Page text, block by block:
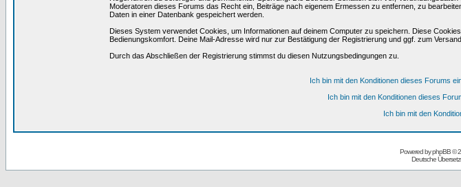
Moderatoren dieses Forums das Recht ein, Beiträge nach eigenem Ermessen zu entfernen, zu
Daten in einer Datenbank gespeichert werden.
Dieses System verwendet Cookies, um Informationen auf deinem Computer zu speichern. Diese
Bedienungskomfort. Deine Mail-Adresse wird nur zur Bestätigung der Registrierung und ggf. zum
Durch das Abschließen der Registrierung stimmst du diesen Nutzungsbedingungen zu.
Ich bin mit den Konditionen dieses Forums
Ich bin mit den Konditionen dieses
Ich bin mit den
Powered byphpBB©
Deutsche